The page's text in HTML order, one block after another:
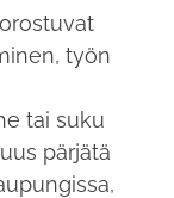
työn
tai suku
pärjätä